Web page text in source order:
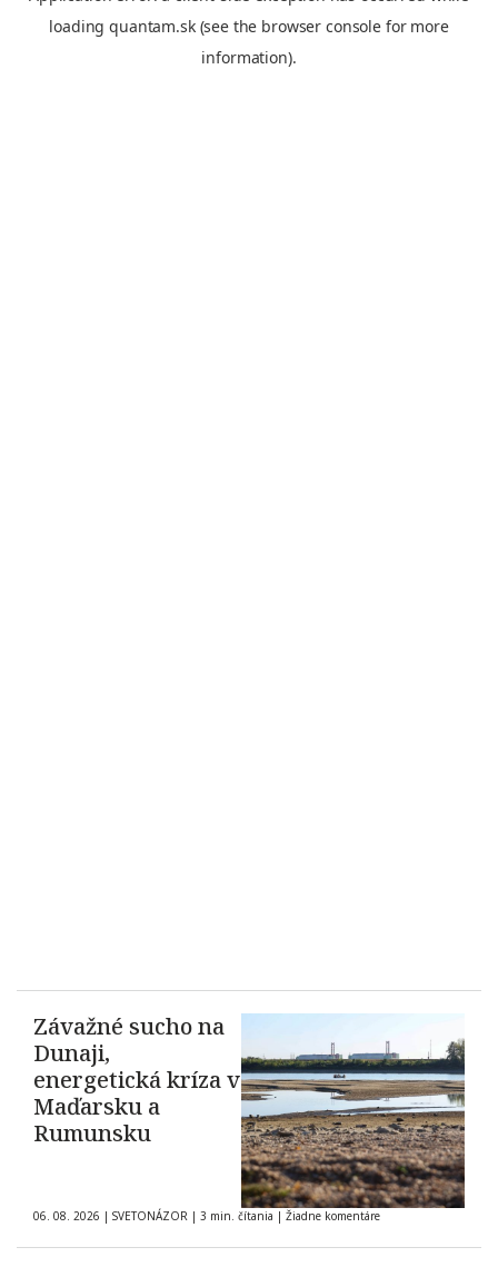
Závažné sucho na
Dunaji,
energetická kríza v
Maďarsku a
Rumunsku
06. 08. 2026 | SVETONÁZOR | 3 min. čítania | Žiadne komentáre